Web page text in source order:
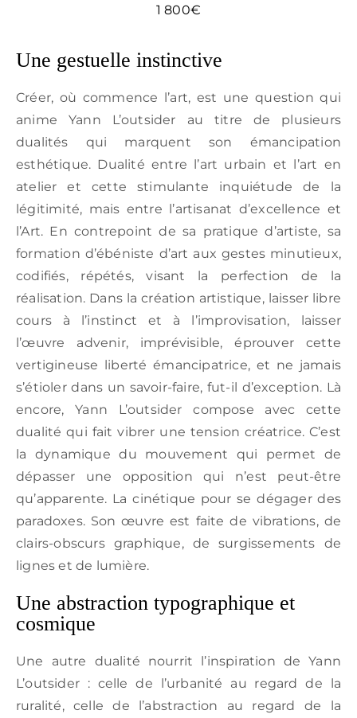
1 800€
Une gestuelle instinctive
Créer, où commence l’art, est une question qui
anime Yann L’outsider au titre de plusieurs
dualités qui marquent son émancipation
esthétique. Dualité entre l’art urbain et l’art en
atelier et cette stimulante inquiétude de la
légitimité, mais entre l’artisanat d’excellence et
l’Art. En contrepoint de sa pratique d’artiste, sa
formation d’ébéniste d’art aux gestes minutieux,
codifiés, répétés, visant la perfection de la
réalisation. Dans la création artistique, laisser libre
cours à l’instinct et à l’improvisation, laisser
l’œuvre advenir, imprévisible, éprouver cette
vertigineuse liberté émancipatrice, et ne jamais
s’étioler dans un savoir-faire, fut-il d’exception. Là
encore, Yann L’outsider compose avec cette
dualité qui fait vibrer une tension créatrice. C’est
la dynamique du mouvement qui permet de
dépasser une opposition qui n’est peut-être
qu’apparente. La cinétique pour se dégager des
paradoxes. Son œuvre est faite de vibrations, de
clairs-obscurs graphique, de surgissements de
lignes et de lumière.
Une abstraction typographique et
cosmique
Une autre dualité nourrit l’inspiration de Yann
L’outsider : celle de l’urbanité au regard de la
ruralité, celle de l’abstraction au regard de la